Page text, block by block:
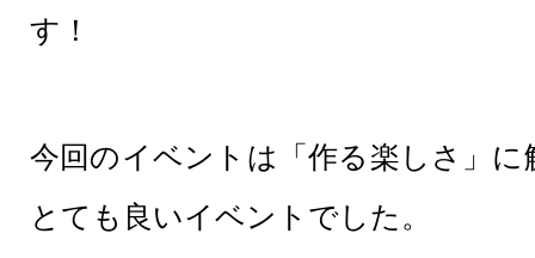
す！
今回のイベントは「作る楽しさ」
とても良いイベントでした。